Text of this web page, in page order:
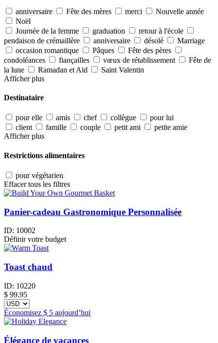
anniversaire Fête des mères merci
Nouvelle année
Noël
Journée de la femme
graduation
retour à l'école
pendaison de crémaillère
anniversaire désolé
Marriage
occasion romantique
Pâques
Fête des pères
condoléances
fiançailles vœux de rétablissement
Fête de
la lune
Ramadan et Aïd
Saint Valentin
Afficher plus
Destinataire
pour elle amis chef collègue
pour lui
client
famille couple petit ami
petite amie
Afficher plus
Restrictions alimentaires
pour végétarien
Effacer tous les filtres
Panier-cadeau Gastronomique Personnalisée
ID: 10002
Définir votre budget
Toast chaud
ID: 10220
$ 99.95
Économisez $ 5 aujourd’hui
Élégance de vacances